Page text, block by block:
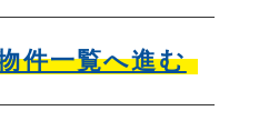
件一覧へ進む